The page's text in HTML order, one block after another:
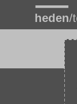
Overslaan